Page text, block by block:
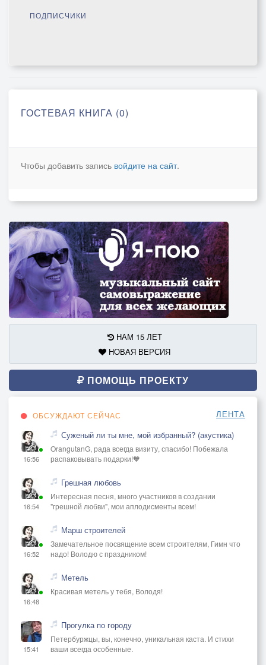
ПОДПИСЧИКИ
ГОСТЕВАЯ КНИГА (0)
Чтобы добавить запись войдите на сайт.
НАМ 15 ЛЕТ
НОВАЯ ВЕРСИЯ
ПОМОЩЬ ПРОЕКТУ
ОБСУЖДАЮТ СЕЙЧАС ЛЕНТА
16:56
Суженый ли ты мне, мой избранный? (акустика)
OrangutanG, рада всегда визиту, спасибо! Побежала
распаковывать подарки!🧡
16:54
Грешная любовь
Интересная песня, много участников в создании
"грешной любви", мои аплодисменты всем!
16:52
Марш строителей
Замечательное посвящение всем строителям, Гимн что
надо! Володю с праздником!
16:48
Метель
Красивая метель у тебя, Володя!
15:41
Прогулка по городу
Петербуржцы, вы, конечно, уникальная каста. И стихи
ваши всегда особенные.